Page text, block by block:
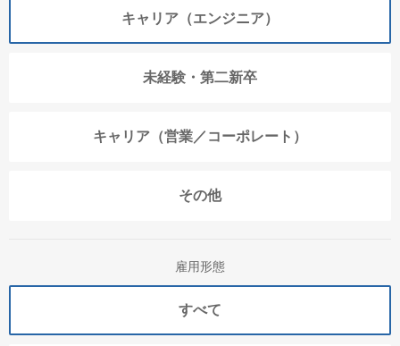
キャリア（エンジニア）
未経験・第二新卒
キャリア（営業／コーポレート）
その他
雇用形態
すべて